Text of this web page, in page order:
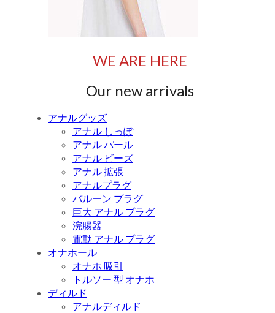
WE ARE HERE
Our new arrivals
アナルグッズ
アナル しっぽ
アナル パール
アナル ビーズ
アナル 拡張
アナルプラグ
バルーン プラグ
巨大 アナル プラグ
浣腸器
電動 アナル プラグ
オナホール
オナホ 吸引
トルソー 型 オナホ
ディルド
アナルディルド